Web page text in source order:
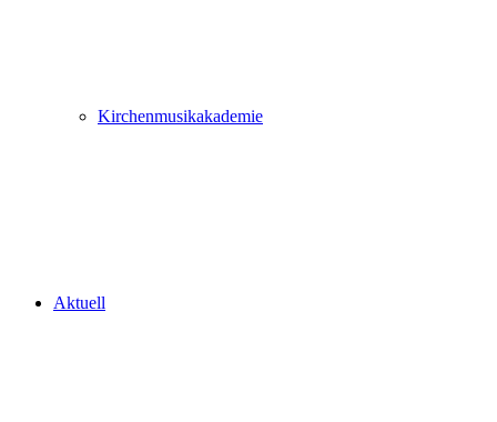
Kirchenmusikakademie
Aktuell